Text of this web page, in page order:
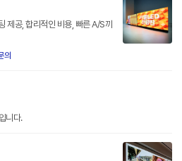
제공, 합리적인 비용, 빠른 A/S까
의
니다.